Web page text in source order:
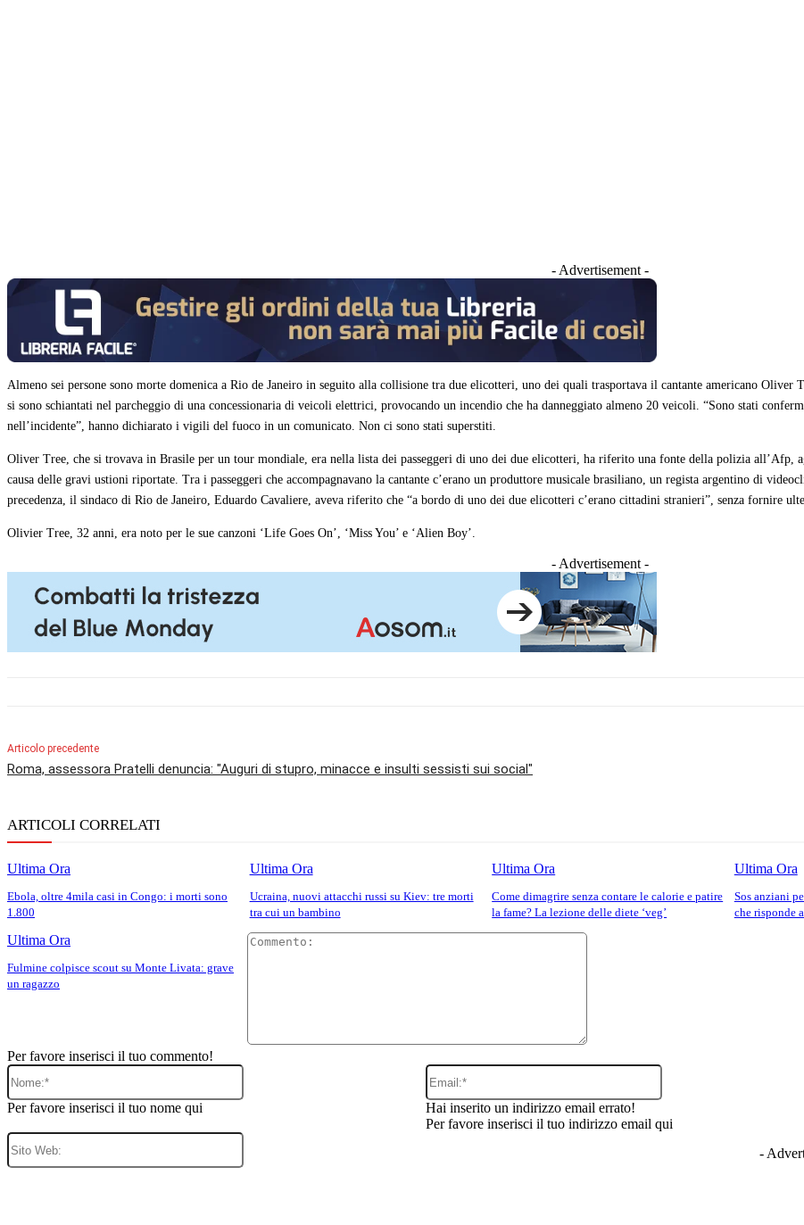
- Advertisement -
Almeno sei persone sono morte domenica a Rio de Janeiro in seguito alla collisione tra due elicotteri, uno dei quali trasportava il cantante americano
si sono schiantati nel parcheggio di una concessionaria di veicoli elettrici, provocando un incendio che ha danneggiato almeno 20 veicoli. “Sono stati
nell’incidente”, hanno dichiarato i vigili del fuoco in un comunicato. Non ci sono stati superstiti.
Oliver Tree, che si trovava in Brasile per un tour mondiale, era nella lista dei passeggeri di uno dei due elicotteri, ha riferito una fonte della polizia all’Afp,
causa delle gravi ustioni riportate. Tra i passeggeri che accompagnavano la cantante c’erano un produttore musicale brasiliano, un regista argentino di
precedenza, il sindaco di Rio de Janeiro, Eduardo Cavaliere, aveva riferito che “a bordo di uno dei due elicotteri c’erano cittadini stranieri”, senza fornire
Olivier Tree, 32 anni, era noto per le sue canzoni ‘Life Goes On’, ‘Miss You’ e ‘Alien Boy’.
- Advertisement -
Articolo precedente
Roma, assessora Pratelli denuncia: "Auguri di stupro, minacce e insulti sessisti sui social"
ARTICOLI CORRELATI
Ultima Ora
Ebola, oltre 4mila casi in Congo: i morti sono
1.800
Ultima Ora
Ucraina, nuovi attacchi russi su Kiev: tre morti
tra cui un bambino
Ultima Ora
Come dimagrire senza contare le calorie e patire
la fame? La lezione delle diete ‘veg’
Ultima Ora
Sos anziani
che risponde
Ultima Ora
Fulmine colpisce scout su Monte Livata: grave
un ragazzo
Commento:
Per favore inserisci il tuo commento!
Nome:*
Per favore inserisci il tuo nome qui
Email:*
Hai inserito un indirizzo email errato!
Per favore inserisci il tuo indirizzo email qui
Sito
-